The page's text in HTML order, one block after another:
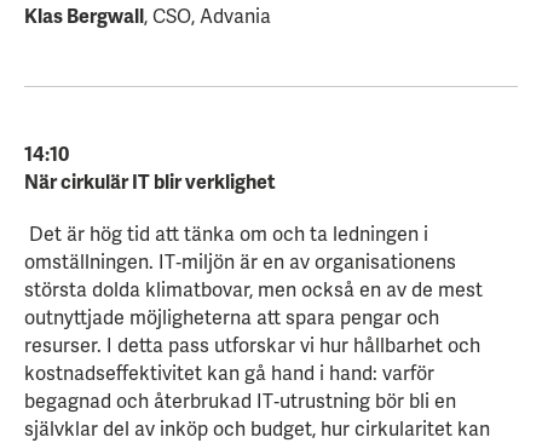
Klas Bergwall, CSO, Advania
14:10
När cirkulär IT blir verklighet
Det är hög tid att tänka om och ta ledningen i
omställningen. IT‑miljön är en av organisationens
största dolda klimatbovar, men också en av de mest
outnyttjade möjligheterna att spara pengar och
resurser. I detta pass utforskar vi hur hållbarhet och
kostnadseffektivitet kan gå hand i hand: varför
begagnad och återbrukad IT‑utrustning bör bli en
självklar del av inköp och budget, hur cirkularitet kan